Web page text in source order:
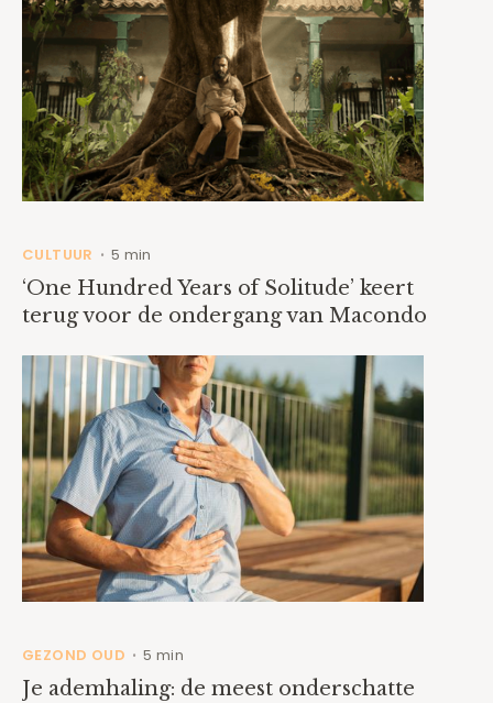
CULTUUR • 5 min
‘One Hundred Years of Solitude’ keert
terug voor de ondergang van Macondo
GEZOND OUD • 5 min
Je ademhaling: de meest onderschatte